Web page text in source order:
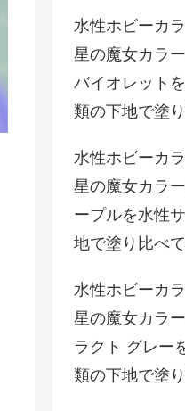
水性ホビーカ
星の魔女カラ
バイオレット
類の下地で塗
水性ホビーカ
星の魔女カラ
ープルを水性
地で塗り比べて
水性ホビーカ
星の魔女カラ
ラクト グレー
類の下地で塗